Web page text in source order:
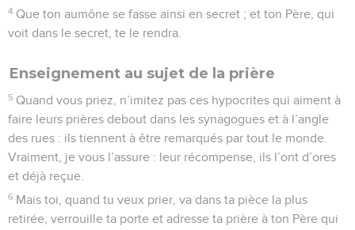
4 Que ton aumône se fasse ainsi en secret ; et ton Père, qui
voit dans le secret, te le rendra.
Enseignement au sujet de la prière
5 Quand vous priez, n’imitez pas ces hypocrites qui aiment à
faire leurs prières debout dans les synagogues et à l’angle
des rues : ils tiennent à être remarqués par tout le monde.
Vraiment, je vous l’assure : leur récompense, ils l’ont d’ores
et déjà reçue.
6 Mais toi, quand tu veux prier, va dans ta pièce la plus
retirée, verrouille ta porte et adresse ta prière à ton Père qui